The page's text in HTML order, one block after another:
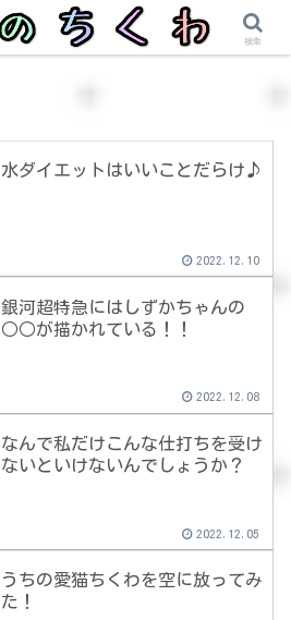
水ダイエットはいいことだらけ♪
2022.12.10
銀河超特急にはしずかちゃんの
○○が描かれている！！
2022.12.08
なんで私だけこんな仕打ちを受け
ないといけないんでしょうか？
2022.12.05
うちの愛猫ちくわを空に放ってみ
た！
検索